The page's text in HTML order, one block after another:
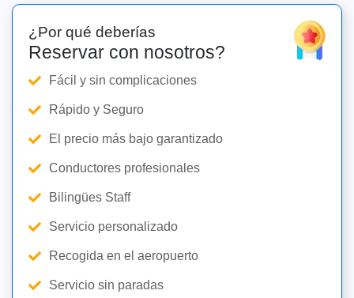
¿Por qué deberías
Reservar con nosotros?
Fácil y sin complicaciones
Rápido y Seguro
El precio más bajo garantizado
Conductores profesionales
Bilingües Staff
Servicio personalizado
Recogida en el aeropuerto
Servicio sin paradas